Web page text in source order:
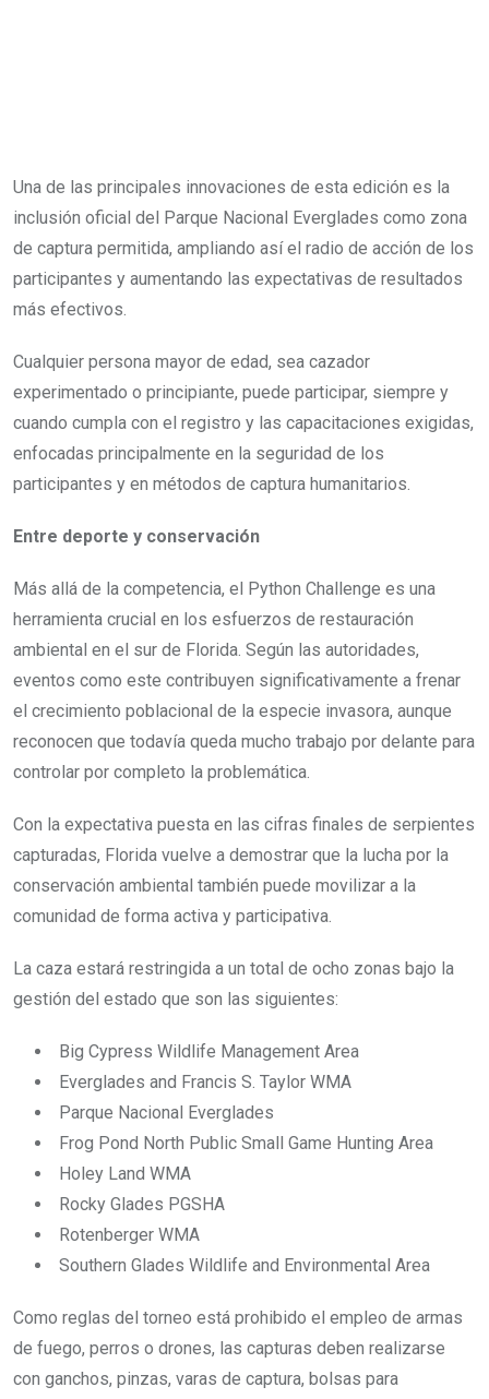
Una de las principales innovaciones de esta edición es la
inclusión oficial del Parque Nacional Everglades como zona
de captura permitida, ampliando así el radio de acción de los
participantes y aumentando las expectativas de resultados
más efectivos.
Cualquier persona mayor de edad, sea cazador
experimentado o principiante, puede participar, siempre y
cuando cumpla con el registro y las capacitaciones exigidas,
enfocadas principalmente en la seguridad de los
participantes y en métodos de captura humanitarios.
Entre deporte y conservación
Más allá de la competencia, el Python Challenge es una
herramienta crucial en los esfuerzos de restauración
ambiental en el sur de Florida. Según las autoridades,
eventos como este contribuyen significativamente a frenar
el crecimiento poblacional de la especie invasora, aunque
reconocen que todavía queda mucho trabajo por delante para
controlar por completo la problemática.
Con la expectativa puesta en las cifras finales de serpientes
capturadas, Florida vuelve a demostrar que la lucha por la
conservación ambiental también puede movilizar a la
comunidad de forma activa y participativa.
La caza estará restringida a un total de ocho zonas bajo la
gestión del estado que son las siguientes:
Big Cypress Wildlife Management Area
Everglades and Francis S. Taylor WMA
Parque Nacional Everglades
Frog Pond North Public Small Game Hunting Area
Holey Land WMA
Rocky Glades PGSHA
Rotenberger WMA
Southern Glades Wildlife and Environmental Area
Como reglas del torneo está prohibido el empleo de armas
de fuego, perros o drones, las capturas deben realizarse
con ganchos, pinzas, varas de captura, bolsas para